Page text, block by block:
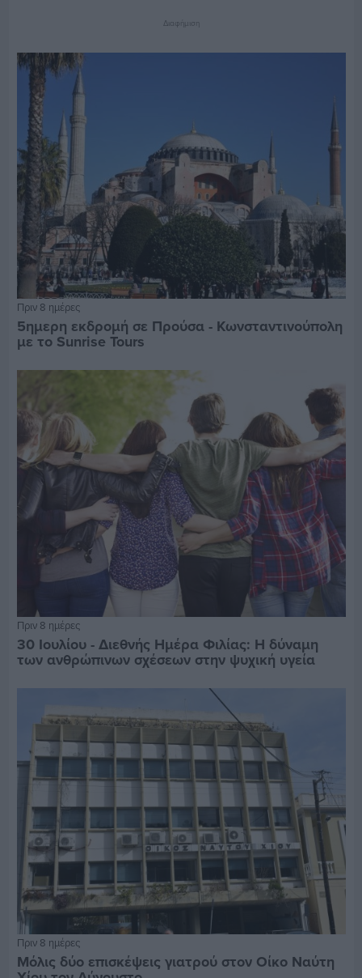
Διαφήμιση
Πριν 8 ημέρες
5ημερη εκδρομή σε Προύσα - Κωνσταντινούπολη
με το Sunrise Tours
Πριν 8 ημέρες
30 Ιουλίου - Διεθνής Ημέρα Φιλίας: Η δύναμη
των ανθρώπινων σχέσεων στην ψυχική υγεία
Πριν 8 ημέρες
Μόλις δύο επισκέψεις γιατρού στον Οίκο Ναύτη